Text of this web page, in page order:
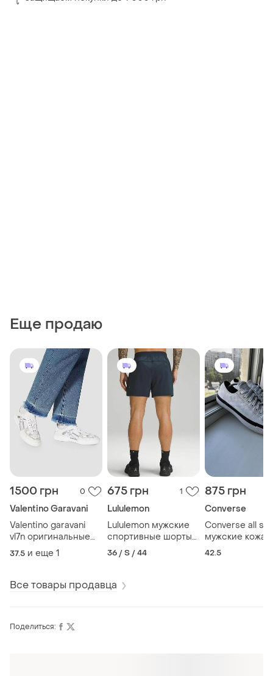
Еще продаю
1500 грн 0
Valentino Garavani
Valentino garavani
vl7n оригинальные
кожаные кроссовки
37.5 и еще 1
675 грн 1
Lululemon
Lululemon мужские
спортивные шорты
оригинал
36 / S / 44
875 грн
Converse
Converse all
мужские
кеды
42.5
Все товары продавца
Поделиться: